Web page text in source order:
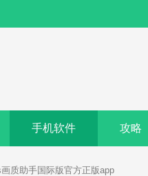
手机软件 攻略
质助手国际版官方正版app